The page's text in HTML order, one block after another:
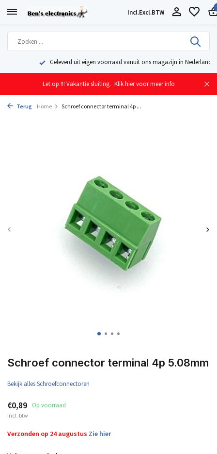
Incl.Excl.BTW
Geleverd uit eigen voorraad vanuit ons magazijn in Nederland
Let op !!! Vakantie sluiting. Klik hier voor meer info
Terug Home Schroef connector terminal 4p ...
Schroef connector terminal 4p 5.08mm
Bekijk alles Schroefconnectoren
€0,89 Op voorraad
Incl. btw
Verzonden op 24 augustus Zie hier